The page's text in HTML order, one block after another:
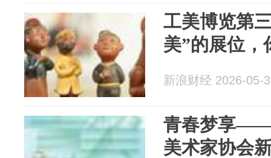
工美博览第
美”的展位，
新浪财经 2026-05-
青春梦享
美术家协会